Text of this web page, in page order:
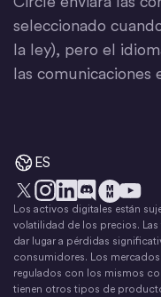
seleccionado
la ley), pero el
las comunicaciones
ES
X Instagram
LinkedIn
Discord
El
Los activos digitales están
volatilidad de los precios.
dar lugar a pérdidas
consumidores. Los
regulados con los mismos
tienen otros tipos de